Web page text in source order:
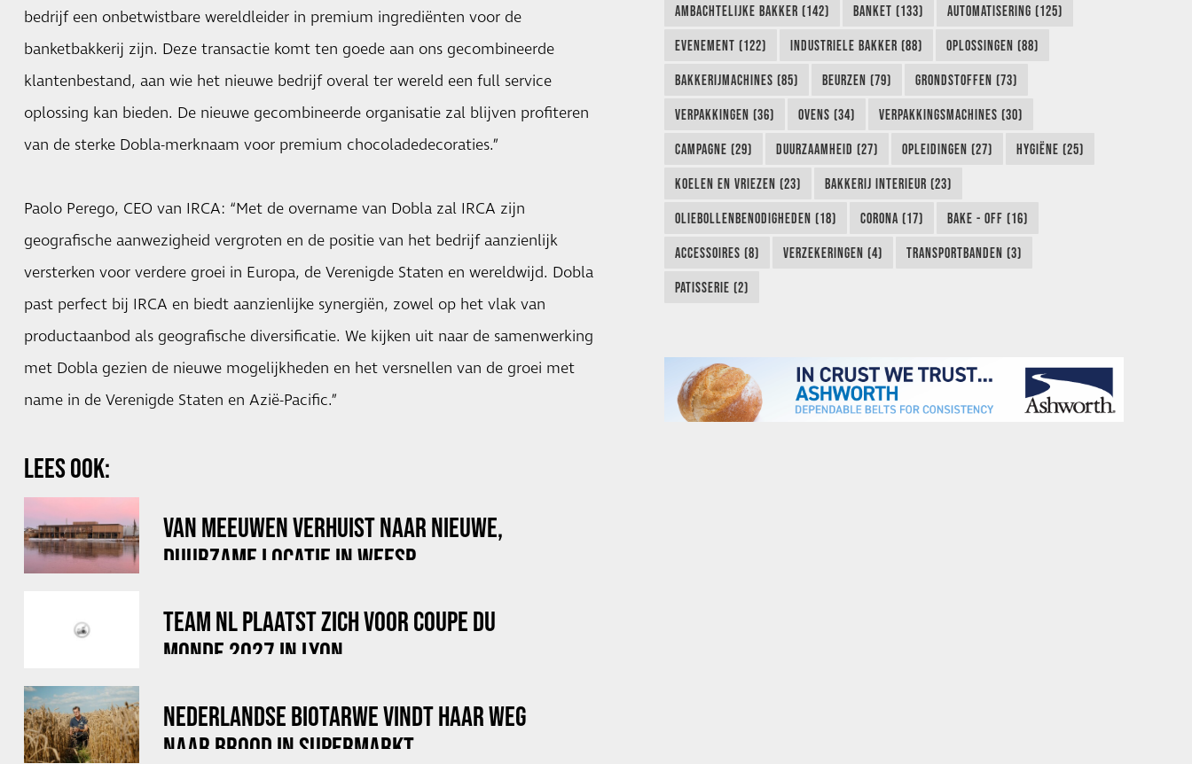
bedrijf een onbetwistbare wereldleider in premium ingrediënten voor de
banketbakkerij zijn. Deze transactie komt ten goede aan ons gecombineerde
klantenbestand, aan wie het nieuwe bedrijf overal ter wereld een full service
oplossing kan bieden. De nieuwe gecombineerde organisatie zal blijven profiteren
van de sterke Dobla-merknaam voor premium chocoladedecoraties.”
Paolo Perego, CEO van IRCA: “Met de overname van Dobla zal IRCA zijn
geografische aanwezigheid vergroten en de positie van het bedrijf aanzienlijk
versterken voor verdere groei in Europa, de Verenigde Staten en wereldwijd. Dobla
past perfect bij IRCA en biedt aanzienlijke synergiën, zowel op het vlak van
productaanbod als geografische diversificatie. We kijken uit naar de samenwerking
met Dobla gezien de nieuwe mogelijkheden en het versnellen van de groei met
name in de Verenigde Staten en Azië-Pacific.”
LEES OOK:
VAN MEEUWEN VERHUIST NAAR NIEUWE,
DUURZAME LOCATIE IN WEESP
TEAM NL PLAATST ZICH VOOR COUPE DU
MONDE 2027 IN LYON
NEDERLANDSE BIOTARWE VINDT HAAR WEG
NAAR BROOD IN SUPERMARKT
AMBACHTELIJKE BAKKER (142) BANKET (133) AUTOMATISERING (125)
EVENEMENT (122) INDUSTRIELE BAKKER (88) OPLOSSINGEN (88)
BAKKERIJMACHINES (85) BEURZEN (79) GRONDSTOFFEN (73)
VERPAKKINGEN (36) OVENS (34) VERPAKKINGSMACHINES (30)
CAMPAGNE (29) DUURZAAMHEID (27) OPLEIDINGEN (27) HYGIËNE (25)
KOELEN EN VRIEZEN (23) BAKKERIJ INTERIEUR (23)
OLIEBOLLENBENODIGHEDEN (18) CORONA (17) BAKE - OFF (16)
ACCESSOIRES (8) VERZEKERINGEN (4) TRANSPORTBANDEN (3)
PATISSERIE (2)